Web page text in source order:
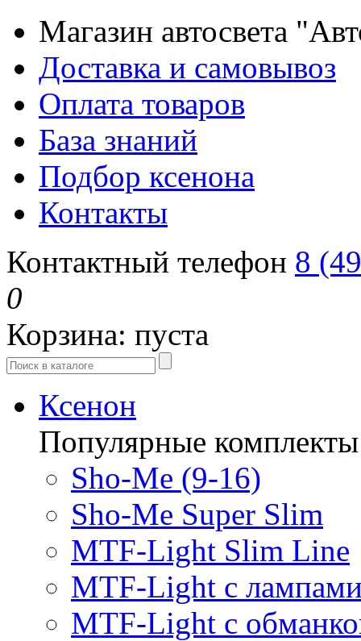
Магазин автосвета
Доставка и самовывоз
Оплата товаров
База знаний
Подбор ксенона
Контакты
Контактный телефон 8
0
Корзина: пуста
Ксенон
Популярные комплекты
Sho-Me (9-16)
Sho-Me Super Slim
MTF-Light Slim Line
MTF-Light с
MTF-Light с